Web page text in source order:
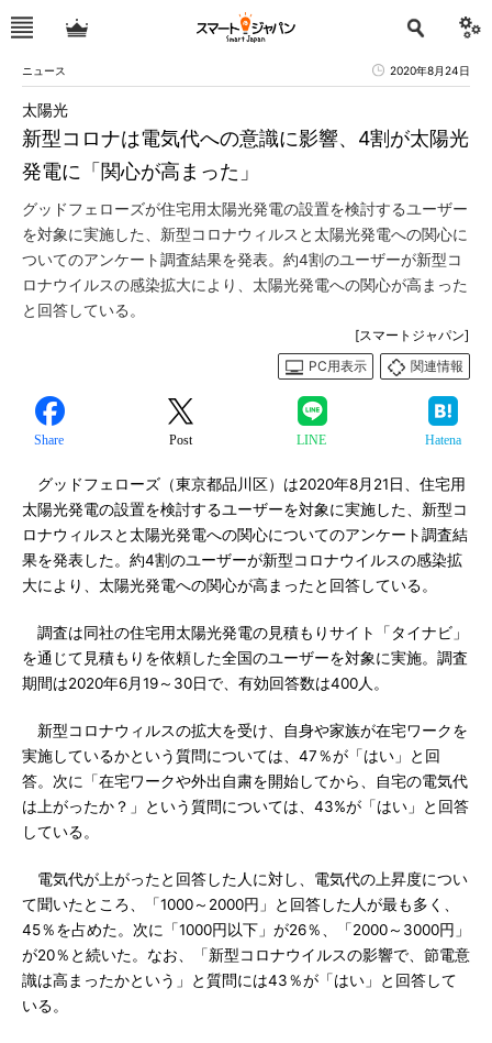
ニュース 2020年8月24日
新型コロナは電気代への意識に影響、4割が太陽光
発電に「関心が高まった」
太陽光
グッドフェローズが住宅用太陽光発電の設置を検討するユーザー
を対象に実施した、新型コロナウィルスと太陽光発電への関心に
ついてのアンケート調査結果を発表。約4割のユーザーが新型コ
ロナウイルスの感染拡大により、太陽光発電への関心が高まった
と回答している。
[スマートジャパン]
PC用表示
関連情報
Share Post LINE Hatena
グッドフェローズ（東京都品川区）は2020年8月21日、住宅用
太陽光発電の設置を検討するユーザーを対象に実施した、新型コ
ロナウィルスと太陽光発電への関心についてのアンケート調査結
果を発表した。約4割のユーザーが新型コロナウイルスの感染拡
大により、太陽光発電への関心が高まったと回答している。
調査は同社の住宅用太陽光発電の見積もりサイト「タイナビ」
を通じて見積もりを依頼した全国のユーザーを対象に実施。調査
期間は2020年6月19～30日で、有効回答数は400人。
新型コロナウィルスの拡大を受け、自身や家族が在宅ワークを
実施しているかという質問については、47％が「はい」と回
答。次に「在宅ワークや外出自粛を開始してから、自宅の電気代
は上がったか？」という質問については、43%が「はい」と回答
している。
電気代が上がったと回答した人に対し、電気代の上昇度につい
て聞いたところ、「1000～2000円」と回答した人が最も多く、
45％を占めた。次に「1000円以下」が26％、「2000～3000円」
が20％と続いた。なお、「新型コロナウイルスの影響で、節電意
識は高まったかという」と質問には43％が「はい」と回答して
いる。